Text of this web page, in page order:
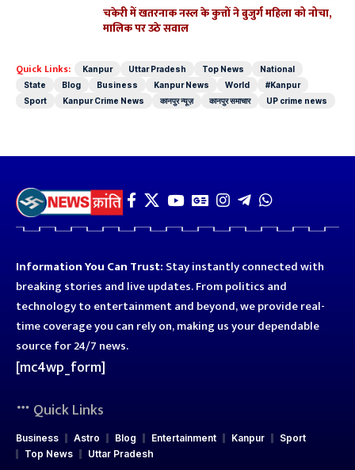
चकेरी में खतरनाक नस्ल के कुत्तों ने बुजुर्ग महिला को नोचा,
मालिक पर उठे सवाल
Quick Links: Kanpur Uttar Pradesh Top News
National
State
Blog Business Kanpur News World
#Kanpur
Sport
Kanpur Crime News कानपुर न्यूज़ कानपुर समाचार UP crime news
Information You Can Trust: Stay instantly connected with
breaking stories and live updates. From politics and
technology to entertainment and beyond, we provide real-
time coverage you can rely on, making us your dependable
source for 24/7 news.
[mc4wp_form]
Quick Links
Business Astro Blog Entertainment Kanpur
Sport
Top News
Uttar Pradesh